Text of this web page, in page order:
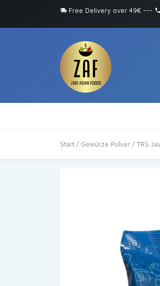
Free Delivery over 49€ ---
Start / Gewürze Pulver / TRS